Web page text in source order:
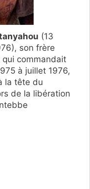
(13
son frère
commandait
à juillet 1976,
la tête du
de la libération